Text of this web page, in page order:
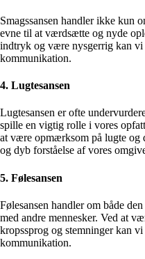
Smagssansen handler ikke kun
evne til at værdsætte og nyde
indtryk og være nysgerrig kan vi
kommunikation.
4. Lugtesansen
Lugtesansen er ofte
spille en vigtig rolle i vores
at være opmærksom på lugte og
og dyb forståelse af vores
5. Følesansen
Følesansen handler om både
med andre mennesker. Ved at
kropssprog og stemninger kan
kommunikation.